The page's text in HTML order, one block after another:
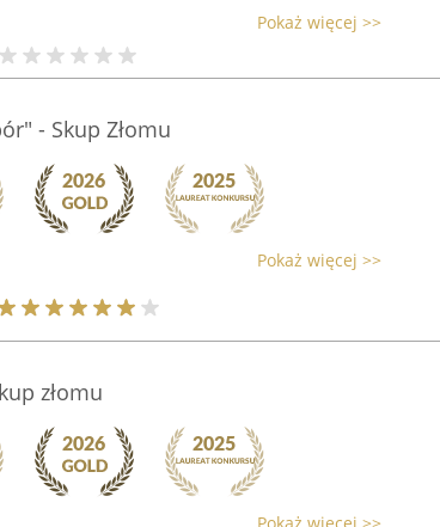
Pokaż więcej >>
- Skup Złomu
Pokaż więcej >>
złomu